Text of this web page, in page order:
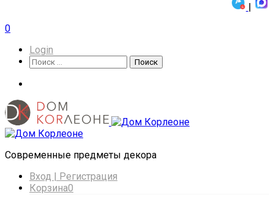
|
0
Login
Поиск
Поиск
Cовременные предметы декора
Вход | Регистрация
Корзина0